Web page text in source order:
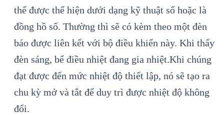
thể được thể hiện dưới dạng kỹ thuật số hoặc là
đồng hồ số. Thường thì sẽ có kèm theo một đèn
báo được liên kết với bộ điều khiển này. Khi thấy
đèn sáng, bể điều nhiệt đang gia nhiệt.Khi chúng
đạt được đến mức nhiệt độ thiết lập, nó sẽ tạo ra
chu kỳ mở và tắt để duy trì được nhiệt độ không
đổi.